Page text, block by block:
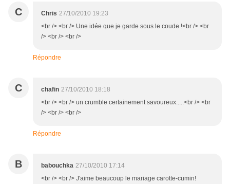
C Chris 27/10/2010 19:23
<br /> <br /> Une idée que je garde sous le coude !<br /> <br
/> <br /> <br />
Répondre
C chafin 27/10/2010 18:18
<br /> <br /> un crumble certainement savoureux.....<br /> <br
/> <br /> <br />
Répondre
B babouchka 27/10/2010 17:14
<br /> <br /> J'aime beaucoup le mariage carotte-cumin!